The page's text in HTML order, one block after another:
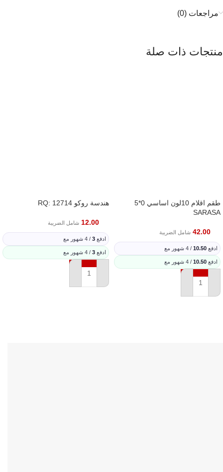
مراجعات (0)
منتجات ذات صلة
طقم اقلام 10لون اساسي 0*5
SARASA
42.00 شامل الضريبة
ادفع 10.50 / 4 شهور مع
ادفع 10.50 / 4 شهور مع
إضافة إلى السلة
هندسة روكو RQ: 12714
12.00 شامل الضريبة
ادفع 3 / 4 شهور مع
ادفع 3 / 4 شهور مع
إضافة إلى السلة